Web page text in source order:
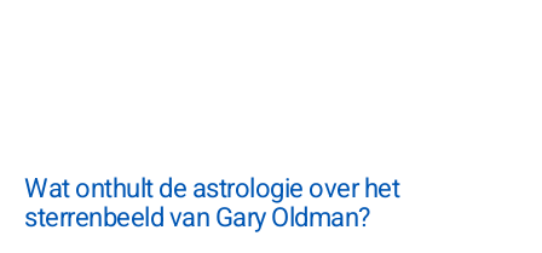
Wat onthult de astrologie over het
sterrenbeeld van Gary Oldman?